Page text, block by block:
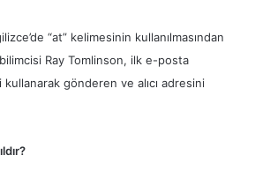
“at” kelimesinin kullanılmasından
Ray Tomlinson, ilk e-posta
gönderen ve alıcı adresini